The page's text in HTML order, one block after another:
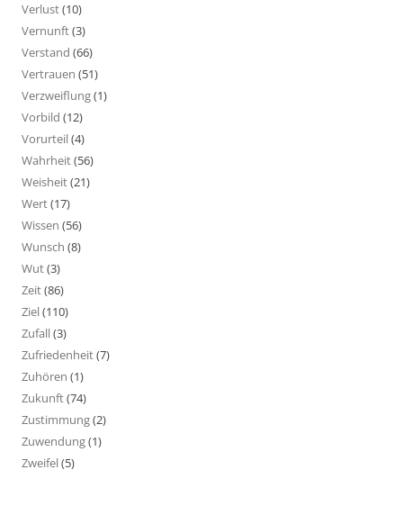
Verlust(10)
Vernunft(3)
Verstand (66)
Vertrauen (51)
Verzweiflung(1)
Vorbild (12)
Vorurteil(4)
Wahrheit(56)
Weisheit(21)
Wert(17)
Wissen (56)
Wunsch (8)
Wut(3)
Zeit(86)
Ziel(110)
Zufall(3)
Zufriedenheit(7)
Zuhören (1)
Zukunft(74)
Zustimmung(2)
Zuwendung(1)
Zweifel(5)